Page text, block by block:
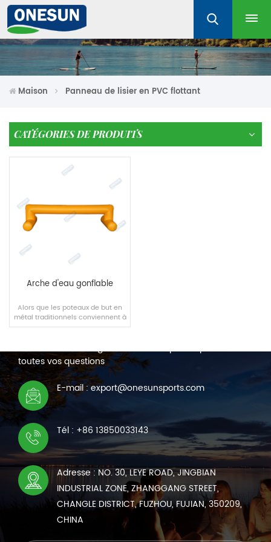
Maison Panneau de lisier en PVC flottant
CATÉGORIES DE PRODUITS
Arche d'eau gonflable
Alors que les poteaux de but en
métal traditionnels conviennent à
l'utilisation du sol et ne peuvent
plus innovants dans leur transfert
et leur utilisation.
LIRE LA SUITE
NOUS CONTACTER
Nous sommes en ligne 7*24 heures pour répondre à
toutes vos questions
E-mail : export@onesunsports.com
Tél : +86 13850033143
Adresse : NO. 30, LEYE ROAD, JINGBIAN
INDUSTRIAL ZONE, ZHANGGANG STREET,
CHANGLE DISTRICT, FUZHOU, FUJIAN, 350209,
CHINA